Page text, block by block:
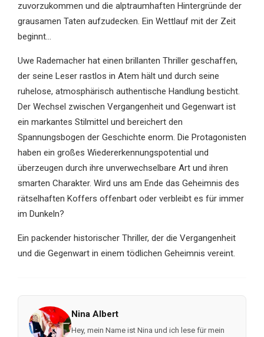
zuvorzukommen und die alptraumhaften Hintergründe der
grausamen Taten aufzudecken. Ein Wettlauf mit der Zeit
beginnt…
Uwe Rademacher hat einen brillanten Thriller geschaffen,
der seine Leser rastlos in Atem hält und durch seine
ruhelose, atmosphärisch authentische Handlung besticht.
Der Wechsel zwischen Vergangenheit und Gegenwart ist
ein markantes Stilmittel und bereichert den
Spannungsbogen der Geschichte enorm. Die Protagonisten
haben ein großes Wiedererkennungspotential und
überzeugen durch ihre unverwechselbare Art und ihren
smarten Charakter. Wird uns am Ende das Geheimnis des
rätselhaften Koffers offenbart oder verbleibt es für immer
im Dunkeln?
Ein packender historischer Thriller, der die Vergangenheit
und die Gegenwart in einem tödlichen Geheimnis vereint.
Nina Albert
Hey, mein Name ist Nina und ich lese für mein